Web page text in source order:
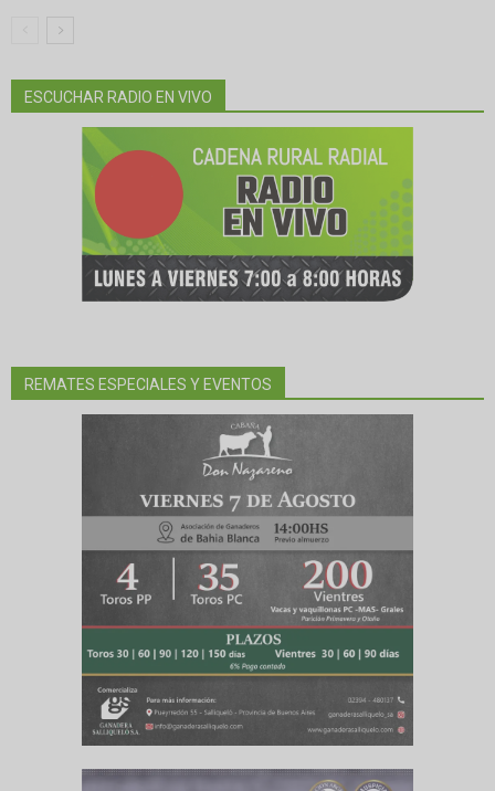
ESCUCHAR RADIO EN VIVO
REMATES ESPECIALES Y EVENTOS